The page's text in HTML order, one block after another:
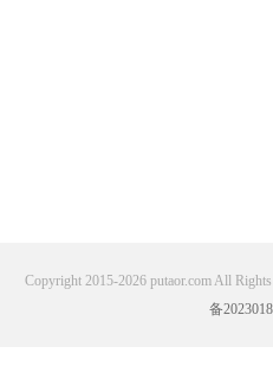
Copyright 2015-2026 putaor.com All
备